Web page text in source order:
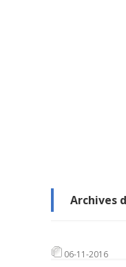
Archives
06-11-2016